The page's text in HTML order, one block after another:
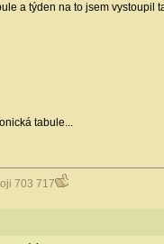
a týden na to jsem vystoupil
tabule...
703 717